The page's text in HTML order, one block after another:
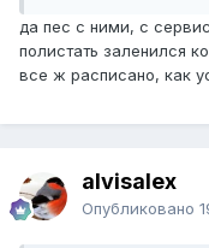
да пес с ними, с
полистать заленился
все ж расписано, как
alvisalex
Опубликовано